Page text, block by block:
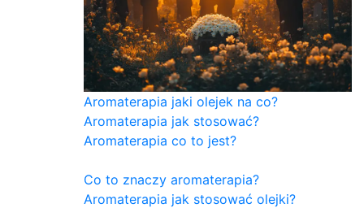
Aromaterapia jaki olejek na co?
Aromaterapia jak stosować?
Aromaterapia co to jest?
Co to znaczy aromaterapia?
Aromaterapia jak stosować olejki?